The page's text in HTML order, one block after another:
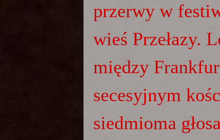
przerwy w
wieś Przełazy.
między
secesyjnym
siedmioma